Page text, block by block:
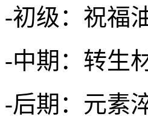
-初级：祝福
-中期：转生
-后期：元素